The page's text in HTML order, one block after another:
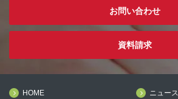
お問い合わせ
資料請求
HOME
ニュース